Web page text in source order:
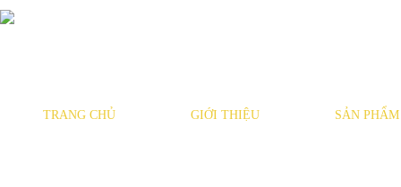
TRANG CHỦ GIỚI THIỆU SẢN PHẨM